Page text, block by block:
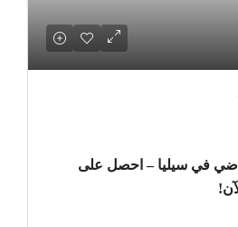
في سيليا – احصل على